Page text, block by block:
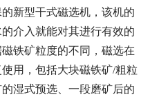
新型干式磁选机，该机的
介入就能对其进行有效的
铁矿粒度的不同，磁选在
用，包括大块磁铁矿/粗粒
湿式预选、一段磨矿后的